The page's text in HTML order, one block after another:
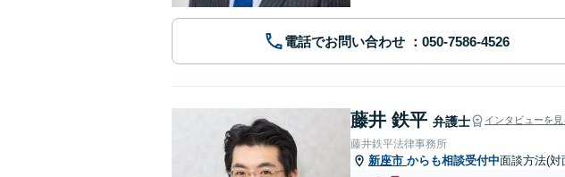
電話でお問い合わせ
藤井 鉄平 弁護士 インタビューを見
藤井鉄平法律事務所
新座市 からも相談受付中面談方法(対